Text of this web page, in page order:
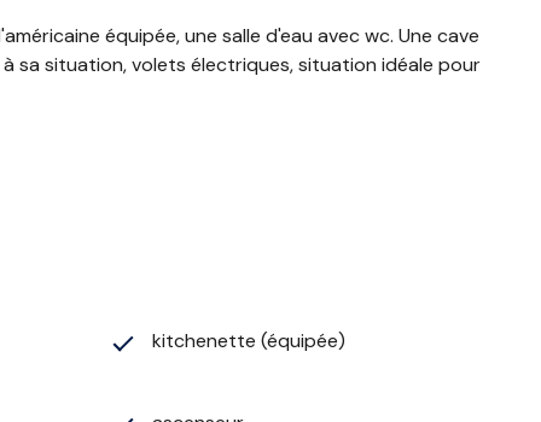
équipée, une salle d'eau avec wc. Une cave
sa situation, volets électriques, situation idéale pour
kitchenette (équipée)